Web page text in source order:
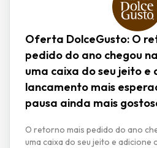
Oferta DolceGusto: O
pedido do ano chegou
uma caixa do seu jeito e
lancamento mais
pausa ainda mais
O retorno mais pedido do ano
uma caixa do seu jeito e adicione